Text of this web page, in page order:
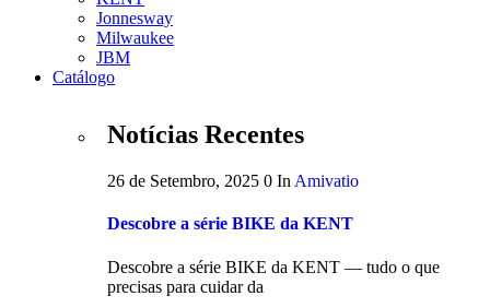
Jonnesway
Milwaukee
JBM
Catálogo
Notícias Recentes
26 de Setembro, 2025 0 In Amivatio
Descobre a série BIKE da KENT
Descobre a série BIKE da KENT — tudo o que
precisas para cuidar da